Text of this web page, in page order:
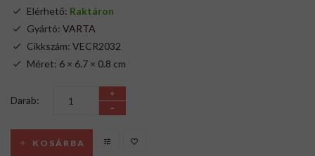
Elérhető: Raktáron
Gyártó: VARTA
Cikkszám: VECR2032
Méret: 6 × 6.7 × 0.8 cm
Darab:
KOSÁRBA